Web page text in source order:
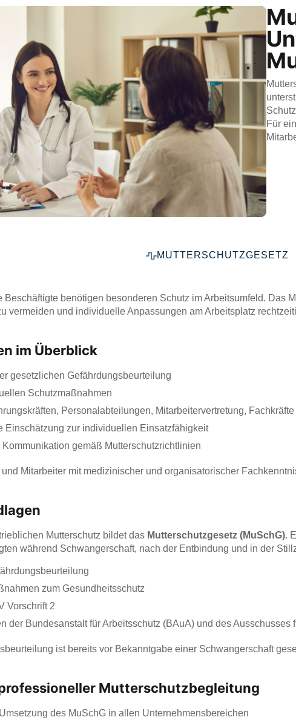
Für
MUTTERSCHUTZGESETZ
benötigen besonderen Schutz im Arbeitsumfeld. Das
vermeiden und individuelle Anpassungen am Arbeitsplatz
im Überblick
gesetzlichen Gefährdungsbeurteilung
Schutzmaßnahmen
Personalabteilungen, Mitarbeitervertretung,
Einschätzung zur individuellen Einsatzfähigkeit
gemäß Mutterschutzrichtlinien
Mitarbeiter mit medizinischer und organisatorischer
Mutterschutz bildet das Mutterschutzgesetz (MuSchG).
während Schwangerschaft, nach der Entbindung und in der
zum Gesundheitsschutz
Vorschrift 2
der Bundesanstalt für Arbeitsschutz (BAuA) und des Ausschusses
ist bereits vor Bekanntgabe einer Schwangerschaft
Mutterschutzbegleitung
des MuSchG in allen Unternehmensbereichen